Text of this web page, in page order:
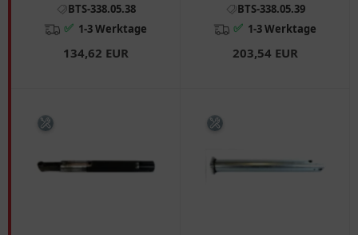
BTS-338.05.38
✅ 1-3 Werktage
134,62 EUR
BTS-338.05.39
✅ 1-3 Werktage
203,54 EUR